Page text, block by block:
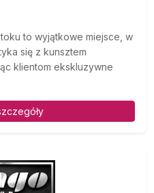
to wyjątkowe miejsce, w
się z kunsztem
klientom ekskluzywne